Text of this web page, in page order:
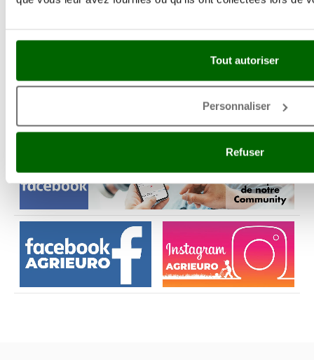
Tout autoriser
Personnaliser
Refuser
VISITEZ ET INSCRIVEZ-VOUS SUR NOS SITES DE